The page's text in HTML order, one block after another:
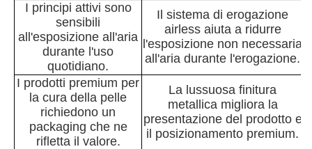
I principi attivi sono
sensibili
all'esposizione all'aria
durante l'uso
quotidiano.
Il sistema di erogazione
airless aiuta a ridurre
l'esposizione non necessaria
all'aria durante l'erogazione.
I prodotti premium per
la cura della pelle
richiedono un
packaging che ne
rifletta il valore.
La lussuosa finitura
metallica migliora la
presentazione del prodotto e
il posizionamento premium.